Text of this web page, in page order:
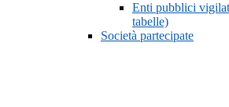
Enti pubblici
tabelle)
Società partecipate